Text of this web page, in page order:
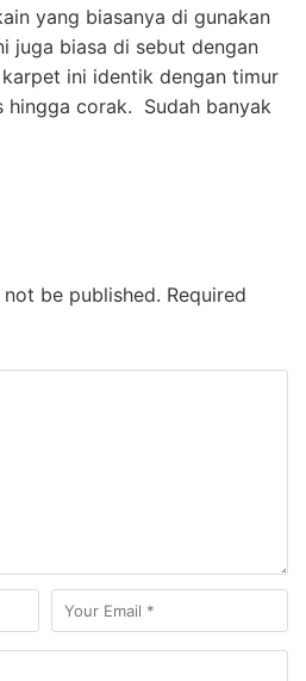
yang biasanya di gunakan
juga biasa di sebut dengan
ini identik dengan timur
corak. Sudah banyak
be published. Required